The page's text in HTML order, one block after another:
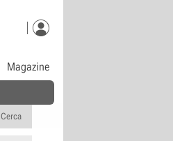
Magazine
Cerca